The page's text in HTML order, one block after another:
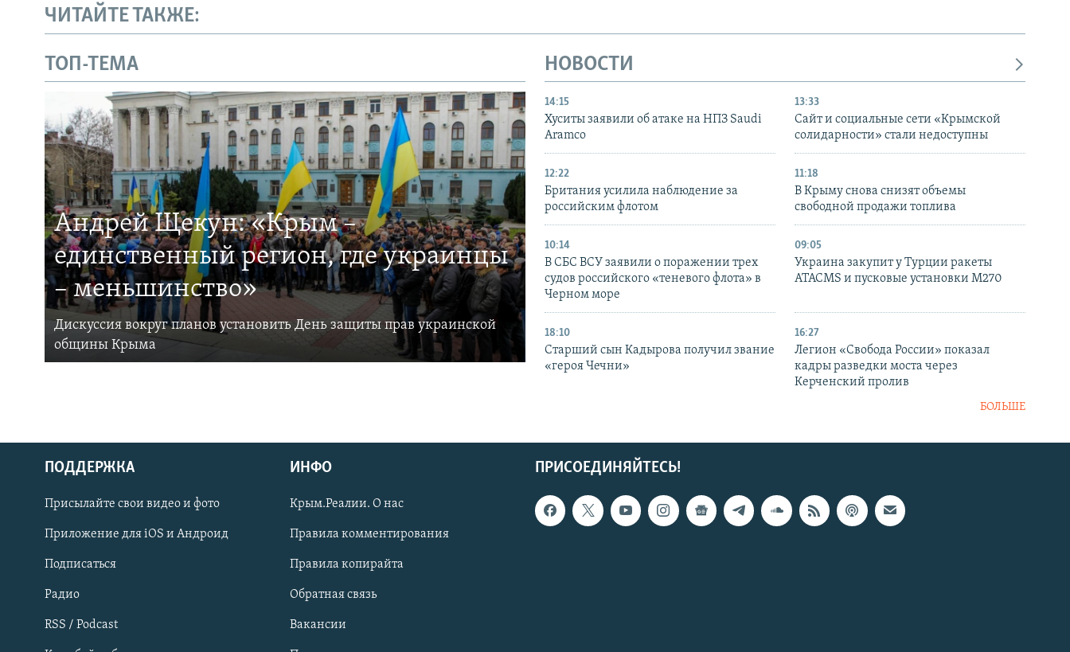
Українською
Qırımtatar
ПРИСОЕДИНЯЙТЕСЬ!
ЧИТАЙТЕ ТАКЖЕ:
ТОП-ТЕМА
Андрей Щекун: «Крым –
единственный регион, где украинцы
– меньшинство»
Дискуссия вокруг планов установить День защиты прав украинской
общины Крыма
НОВОСТИ
14:15
Хуситы заявили об атаке на НПЗ Saudi
Aramco
13:33
Сайт и социальные сети «Крымской
солидарности» стали недоступны
12:22
Британия усилила наблюдение за
российским флотом
11:18
В Крыму снова снизят объемы
свободной продажи топлива
10:14
В СБС ВСУ заявили о поражении трех
судов российского «теневого флота» в
Черном море
09:05
Украина закупит у Турции ракеты
ATACMS и пусковые установки M270
18:10
Старший сын Кадырова получил звание
«героя Чечни»
16:27
Легион «Свобода России» показал
кадры разведки моста через
Керченский пролив
БОЛЬШЕ
ПРИСОЕДИНЯЙТЕСЬ!
ПОДДЕРЖКА
Присылайте свои видео и фото
Приложение для iOS и Андроид
Подписаться
Радио
RSS / Podcast
ИНФО
Крым.Реалии. О нас
Правила комментирования
Правила копирайта
Обратная связь
Вакансии